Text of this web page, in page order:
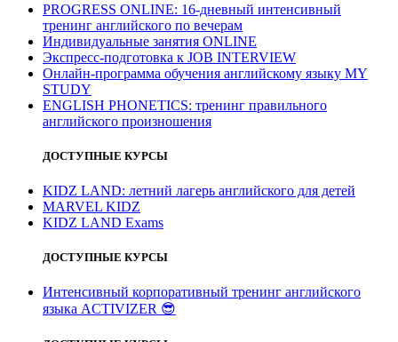
PROGRESS ONLINE: 16-дневный интенсивный
тренинг английского по вечерам
Индивидуальные занятия ONLINE
Экспресс-подготовка к JOB INTERVIEW
Онлайн-программа обучения английскому языку MY
STUDY
ENGLISH PHONETICS: тренинг правильного
английского произношения
ДОСТУПНЫЕ КУРСЫ
KIDZ LAND: летний лагерь английского для детей
MARVEL KIDZ
KIDZ LAND Exams
ДОСТУПНЫЕ КУРСЫ
Интенсивный корпоративный тренинг английского
языка ACTIVIZER 😎